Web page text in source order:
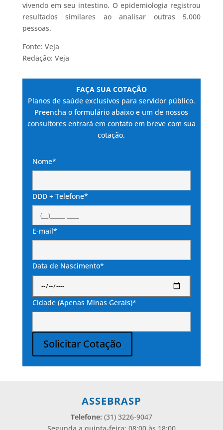
vivendo em seu intestino. O epidemiologia registrou
resultados similares ao analisar outras 5.000
pessoas.
Fonte: Veja
Redação: Veja
FAÇA SUA COTAÇÃO
Planos de saúde exclusivos para servidor público.
Preencha o formulário abaixo e um de nossos
consultores entrará em contato em breve com sua
cotação.
Nome*
DDD + Telefone*
E-mail*
Data de Nascimento*
Cidade (Apenas Minas Gerais)*
Solicitar Cotação
ASSEBRASP
Telefone: (31) 3226-9047